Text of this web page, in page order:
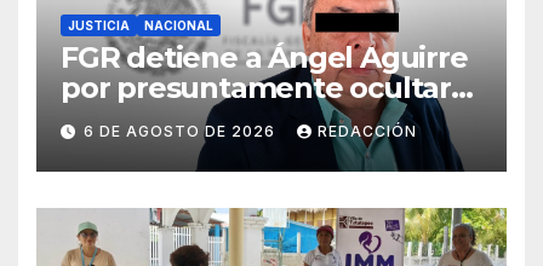
JUSTICIA NACIONAL
FGR detiene a Ángel Aguirre
por presuntamente ocultar
evidencias del caso
Ayotzinapa
6 DE AGOSTO DE 2026 REDACCIÓN